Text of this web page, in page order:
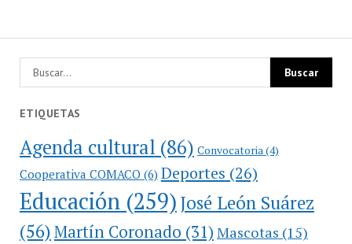
ETIQUETAS
Agenda cultural (86) Convocatoria (4)
Cooperativa COMACO(6) Deportes (26)
Educación(259)José León Suárez
(56)Martín Coronado (31) Mascotas (15)